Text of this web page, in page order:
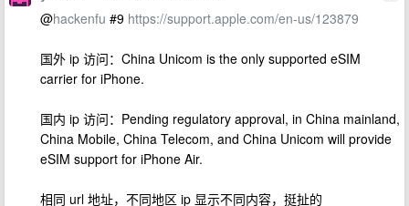
@hackenfu #9 https://support.apple.com/en-us/123879
国外 ip 访问：China Unicom is the only supported eSIM
carrier for iPhone.
国内 ip 访问：Pending regulatory approval, in China mainland,
China Mobile, China Telecom, and China Unicom will provide
eSIM support for iPhone Air.
相同 url 地址，不同地区 ip 显示不同内容，挺扯的